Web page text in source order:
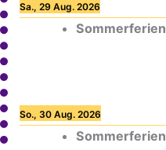
Sa., 29 Aug. 2026
Sommerferien
So., 30 Aug. 2026
Sommerferien